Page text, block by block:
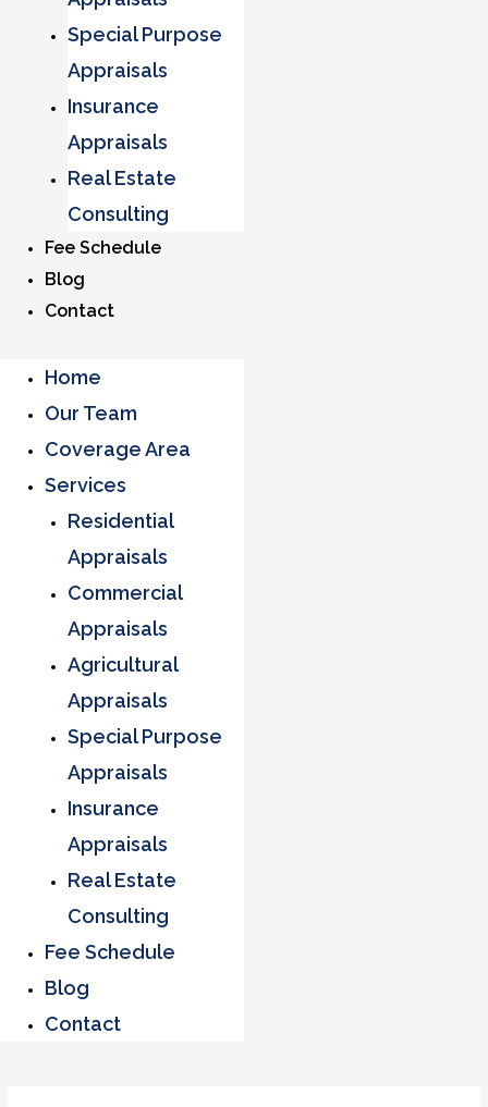
Special Purpose
Appraisals
Insurance
Appraisals
Real Estate
Consulting
Fee Schedule
Blog
Contact
Home
Our Team
Coverage Area
Services
Residential
Appraisals
Commercial
Appraisals
Agricultural
Appraisals
Special Purpose
Appraisals
Insurance
Appraisals
Real Estate
Consulting
Fee Schedule
Blog
Contact